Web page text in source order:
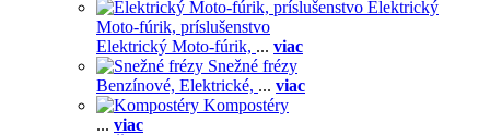
Elektrický
Moto-fúrik, príslušenstvo
Elektrický Moto-fúrik, ... viac
Snežné frézy
Benzínové, Elektrické, ... viac
Kompostéry
... viac